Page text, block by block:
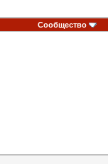
Сообщество